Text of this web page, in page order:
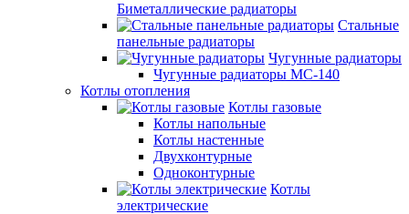
Биметаллические радиаторы
Стальные
панельные радиаторы
Чугунные радиаторы
Чугунные радиаторы МС-140
Котлы отопления
Котлы газовые
Котлы напольные
Котлы настенные
Двухконтурные
Одноконтурные
Котлы
электрические